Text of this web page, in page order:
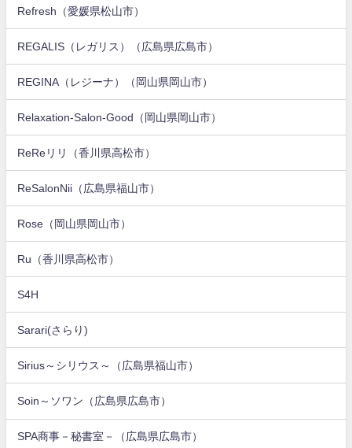
Refresh（愛媛県松山市）
REGALIS（レガリス）（広島県広島市）
REGINA（レジーナ）（岡山県岡山市）
Relaxation-Salon-Good（岡山県岡山市）
ReReリリ（香川県高松市）
ReSalonNii（広島県福山市）
Rose（岡山県岡山市）
Ru（香川県高松市）
S4H
Sarari(さらり)
Sirius～シリウス～（広島県福山市）
Soin～ソワン（広島県広島市）
SPA商事－秘書室－（広島県広島市）